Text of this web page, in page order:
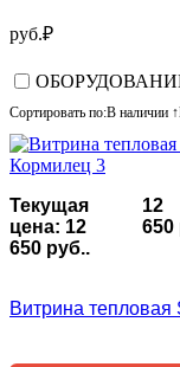
руб.₽
Сортировать по:В наличии ↑
12
650
Текущая
цена: 12
650 руб..
Витрина